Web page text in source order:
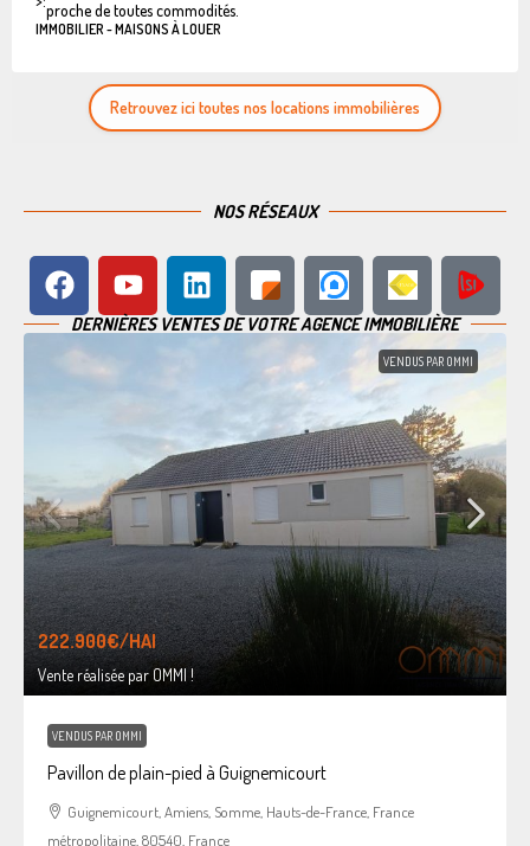
proche de toutes commodités.
IMMOBILIER - MAISONS À LOUER
Retrouvez ici toutes nos locations immobilières
NOS RÉSEAUX
DERNIÈRES VENTES DE VOTRE AGENCE IMMOBILIÈRE
VENDUS PAR OMMI
222.900€/HAI
Vente réalisée par OMMI !
VENDUS PAR OMMI
Pavillon de plain-pied à Guignemicourt
Guignemicourt, Amiens, Somme, Hauts-de-France, France
métropolitaine, 80540, France